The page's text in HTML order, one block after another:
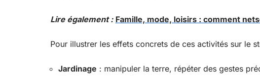
Lire également : Famille, mode, loisirs : comment
Pour illustrer les effets concrets de ces activités sur le
Jardinage : manipuler la terre, répéter des gestes